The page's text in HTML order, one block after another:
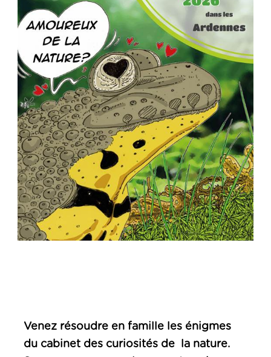
Venez résoudre en famille les énigmes
du cabinet des curiosités de la nature.